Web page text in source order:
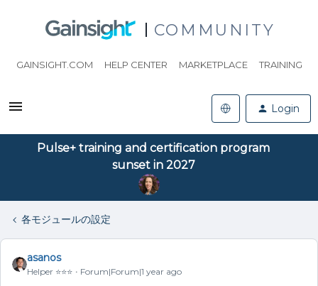
COMMUNITY
GAINSIGHT.COM HELP CENTER MARKETPLACE TRAINING
Login
Pulse+ training and certification program
sunset in 2027
各モジュールの設定
asanos
Helper ⭐️⭐️⭐️ Forum|Forum|1 year ago